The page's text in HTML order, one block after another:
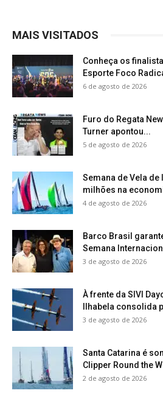
MAIS VISITADOS
Conheça os
Esporte Foco
6 de agosto de 2026
Furo do Regata
Turner apontou...
5 de agosto de 2026
Semana de Vela de
milhões na
4 de agosto de 2026
Barco Brasil
Semana
3 de agosto de 2026
À frente da SIVI
Ilhabela consolida
3 de agosto de 2026
Santa Catarina é
Clipper Round the
2 de agosto de 2026